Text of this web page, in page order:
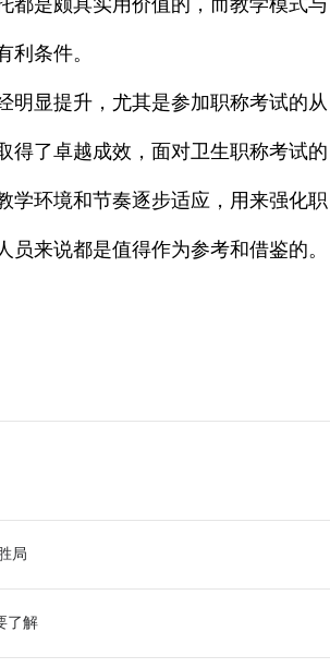
条件。
明显提升，尤其是参加职称考试的从
得了卓越成效，面对卫生职称考试的
学环境和节奏逐步适应，用来强化职
来说都是值得作为参考和借鉴的。
局
了解